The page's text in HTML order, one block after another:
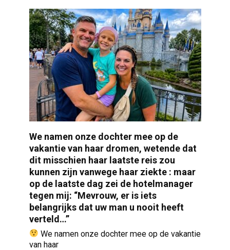
We namen onze dochter mee op de
vakantie van haar dromen, wetende dat
dit misschien haar laatste reis zou
kunnen zijn vanwege haar ziekte : maar
op de laatste dag zei de hotelmanager
tegen mij: “Mevrouw, er is iets
belangrijks dat uw man u nooit heeft
verteld…”
We namen onze dochter mee op de vakantie
van haar